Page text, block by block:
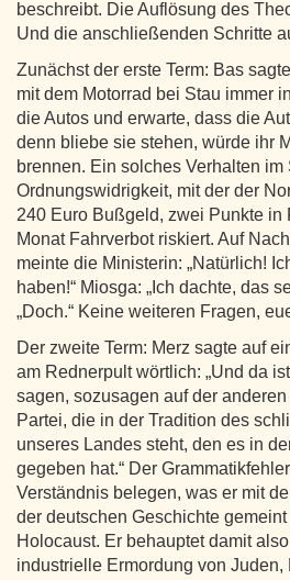
beschreibt. Die Auflösung des
Und die anschließenden Schritte
Zunächst der erste Term: Bas
mit dem Motorrad bei Stau immer
die Autos und erwarte, dass die
denn bliebe sie stehen, würde ihr
brennen. Ein solches Verhalten
Ordnungswidrigkeit, mit der der
240 Euro Bußgeld, zwei Punkte in
Monat Fahrverbot riskiert. Auf
meinte die Ministerin: „Natürlich!
haben!“ Miosga: „Ich dachte, das
„Doch.“ Keine weiteren Fragen,
Der zweite Term: Merz sagte auf
am Rednerpult wörtlich: „Und da
sagen, sozusagen auf der
Partei, die in der Tradition des
unseres Landes steht, den es in
gegeben hat.“ Der
Verständnis belegen, was er mit
der deutschen Geschichte
Holocaust. Er behauptet damit
industrielle Ermordung von Juden,